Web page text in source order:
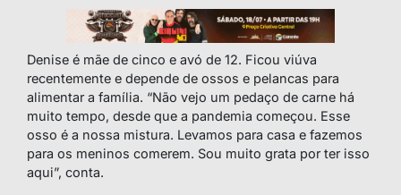
Denise é mãe de cinco e avó de 12. Ficou viúva
recentemente e depende de ossos e pelancas para
alimentar a família. “Não vejo um pedaço de carne há
muito tempo, desde que a pandemia começou. Esse
osso é a nossa mistura. Levamos para casa e fazemos
para os meninos comerem. Sou muito grata por ter isso
aqui”, conta.